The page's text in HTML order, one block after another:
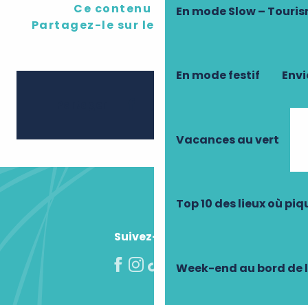
En mode Slow –
En mode festif
Vacances au vert
Top 10 des lieux où
Week-end au bord de
Ce contenu vous a plu ?
Partagez-le sur les réseau sociaux !
Suivez-nous !